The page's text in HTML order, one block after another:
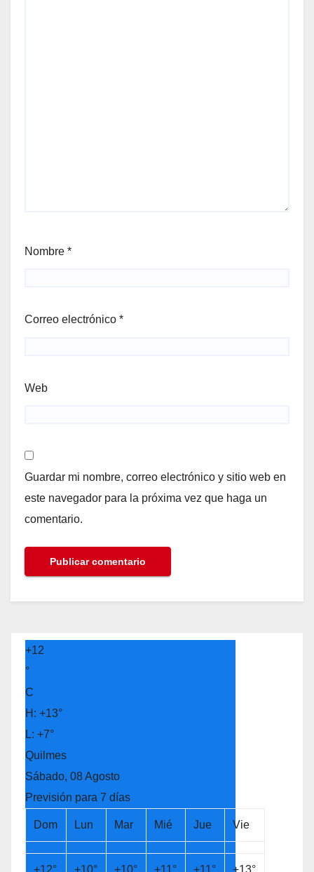
Nombre *
Correo electrónico *
Web
Guardar mi nombre, correo electrónico y sitio web en
este navegador para la próxima vez que haga un
comentario.
+12
°
C
H: +13°
L: +7°
Quilmes
Sábado, 08 Agosto
Previsión para 7 días
Dom Lun Mar Mié Jue Vie